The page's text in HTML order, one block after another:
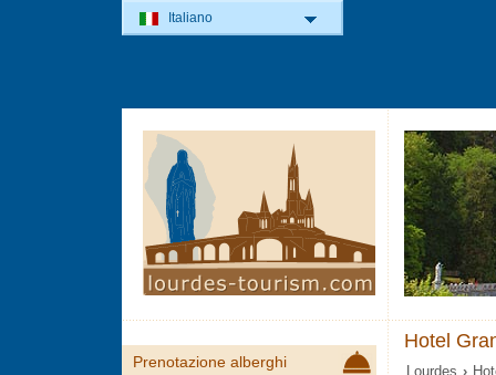
Hotel
Lourdes ›
Prenotazione alberghi
Italiano